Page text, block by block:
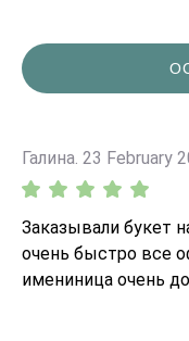
Галина. 23 February
Заказывали букет
очень быстро все
имениница очень